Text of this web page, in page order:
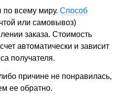
всему миру. Способ
или самовывоз)
заказа. Стоимость
автоматически и зависит
получателя.
причине не понравилась,
ее обратно.